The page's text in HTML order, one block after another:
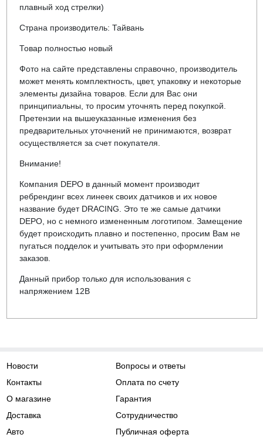
плавный ход стрелки)
Страна производитель: Тайвань
Товар полностью новый
Фото на сайте представлены справочно, производитель
может менять комплектность, цвет, упаковку и некоторые
элементы дизайна товаров. Если для Вас они
принципиальны, то просим уточнять перед покупкой.
Претензии на вышеуказанные изменения без
предварительных уточнений не принимаются, возврат
осуществляется за счет покупателя.
Внимание!
Компания DEPO в данный момент производит
ребрендинг всех линеек своих датчиков и их новое
название будет DRACING. Это те же самые датчики
DEPO, но с немного измененным логотипом. Замещение
будет происходить плавно и постепенно, просим Вам не
пугаться подделок и учитывать это при оформлении
заказов.
Данный прибор только для использования с
напряжением 12В
Новости
Контакты
О магазине
Доставка
Авто
Вопросы и ответы
Оплата по счету
Гарантия
Сотрудничество
Публичная оферта